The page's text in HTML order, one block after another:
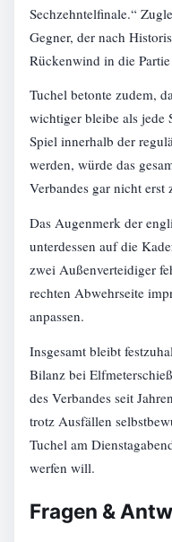
Sechzehntelfinale.“
Gegner, der nach
Rückenwind in die
Tuchel betonte zudem,
wichtiger bleibe als jede
Spiel innerhalb der
werden, würde das
Verbandes gar nicht
Das Augenmerk der
unterdessen auf die
zwei Außenverteidiger
rechten Abwehrseite
anpassen.
Insgesamt bleibt
Bilanz bei
des Verbandes seit
trotz Ausfällen
Tuchel am
werfen will.
Fragen &